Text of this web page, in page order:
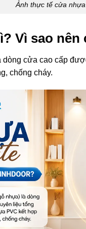
Ảnh thực tế cửa
Vì sao
cửa cao cấp
chống cháy.